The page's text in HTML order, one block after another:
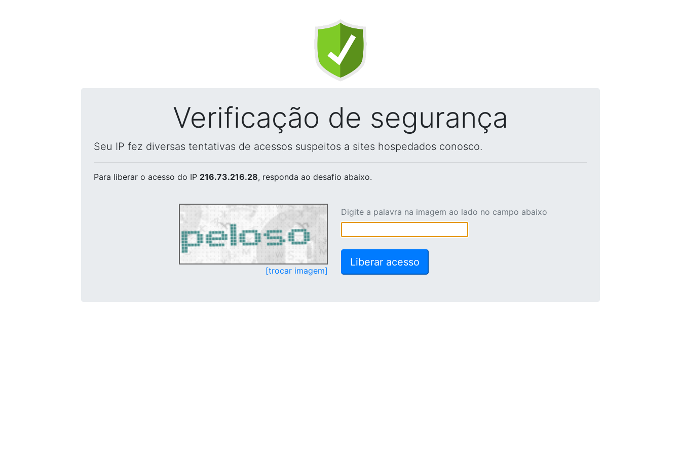
Verificação de segurança
Seu IP fez diversas tentativas de acessos suspeitos a sites hospedados conosco.
Para liberar o acesso do IP 216.73.216.28, responda ao desafio abaixo.
[trocar imagem]
Digite a palavra na imagem ao lado no campo abaixo